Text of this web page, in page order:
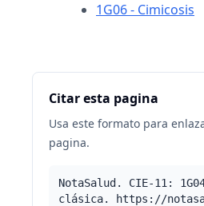
1G06 - Cimicosis
Citar esta pagina
Usa este formato para
pagina.
NotaSalud. CIE-11:
clásica. https://